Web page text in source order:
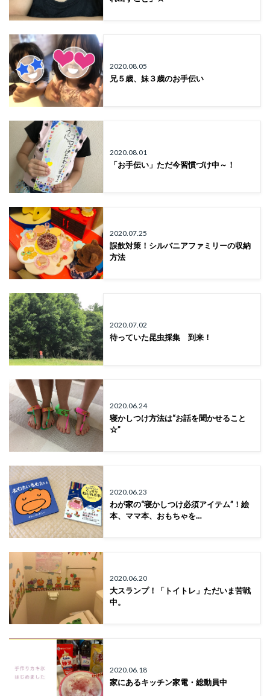
2020.08.05
兄５歳、妹３歳のお手伝い
2020.08.01
「お手伝い」ただ今習慣づけ中～！
2020.07.25
誤飲対策！シルバニアファミリーの収納
方法
2020.07.02
待っていた昆虫採集 到来！
2020.06.24
寝かしつけ方法は“お話を聞かせること
☆”
2020.06.23
わが家の“寝かしつけ必須アイテム”！絵
本、ママ本、おもちゃを…
2020.06.20
大スランプ！「トイトレ」ただいま苦戦
中。
2020.06.18
家にあるキッチン家電・総動員中